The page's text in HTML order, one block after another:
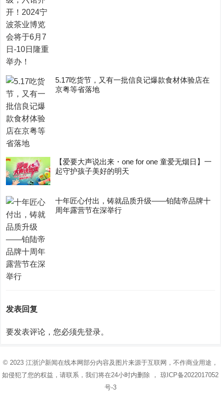
5.17吃货节，又有一批信良记爆款食材体验店在
京粤等省落地
【爱要大声说出来・one for one 童爱无烟日】一
起守护孩子美好的明天
十年匠心付出，铸就品质升级——铂陆帝品牌十
周年露营节在深举行
发表回复
要发表评论，您必须先登录。
© 2023 江浙沪新闻在线本网部分内容及图片来源于互联网，不作商业用途，
如侵犯了您的权益，请联系，我们将在24小时内删除 ，琼ICP备2022017052
号-3